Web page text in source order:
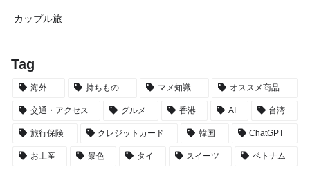
カップル旅
Tag
海外 持ちもの マメ知識 オススメ商品
交通・アクセス グルメ 香港 AI 台湾
旅行保険 クレジットカード 韓国 ChatGPT
お土産 景色 タイ スイーツ ベトナム